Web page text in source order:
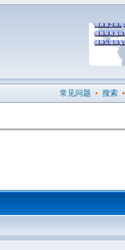
常见问题 • 搜索 •